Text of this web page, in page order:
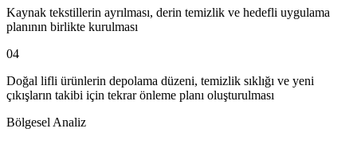
Kaynak tekstillerin ayrılması, derin temizlik ve hedefli uygulama
planının birlikte kurulması
04
Doğal lifli ürünlerin depolama düzeni, temizlik sıklığı ve yeni
çıkışların takibi için tekrar önleme planı oluşturulması
Bölgesel Analiz